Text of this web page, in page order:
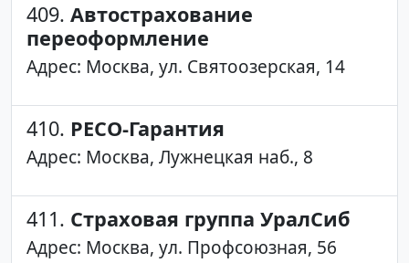
409. Автострахование
переоформление
Адрес: Москва, ул. Святоозерская, 14
410. РЕСО-Гарантия
Адрес: Москва, Лужнецкая наб., 8
411. Страховая группа УралСиб
Адрес: Москва, ул. Профсоюзная, 56